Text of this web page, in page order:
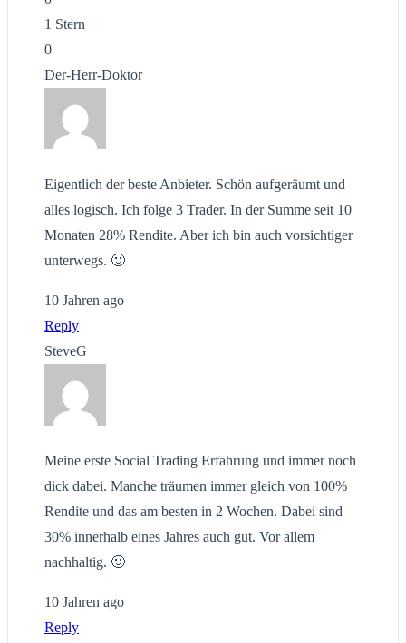
1 Stern
0
Der-Herr-Doktor
Eigentlich der beste Anbieter. Schön aufgeräumt und
alles logisch. Ich folge 3 Trader. In der Summe seit 10
Monaten 28% Rendite. Aber ich bin auch vorsichtiger
unterwegs. 🙂
10 Jahren ago
Reply
SteveG
Meine erste Social Trading Erfahrung und immer noch
dick dabei. Manche träumen immer gleich von 100%
Rendite und das am besten in 2 Wochen. Dabei sind
30% innerhalb eines Jahres auch gut. Vor allem
nachhaltig. 🙂
10 Jahren ago
Reply